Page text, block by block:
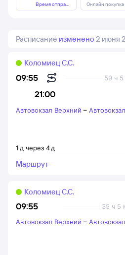
Время отправления Онлайн покупка
Расписание изменено 2 июня
09:55
21:00
59 ч
Коломиец С.С.
1 д через 4д
Автовокзал Верхний –
Маршрут
09:55 35 ч 5
Коломиец С.С.
Автовокзал Верхний –